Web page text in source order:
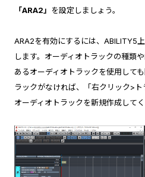
「ARA2」 を設定しましょう。
ARA2を有効にするには、ABILITY5
します。オーディオトラックの種類
あるオーディオトラックを使用して
ラックがなければ、「右クリック>ト
オーディオトラックを新規作成してく